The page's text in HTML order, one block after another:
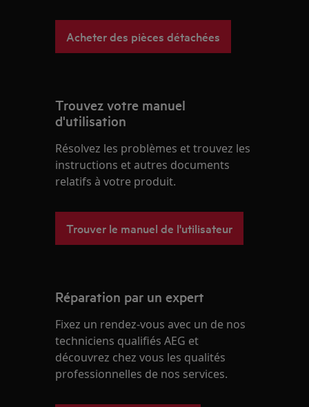
Acheter des pièces détachées
Trouvez votre manuel
d'utilisation
Résolvez les problèmes et trouvez les
instructions et autres documents
relatifs à votre produit.
Trouver le manuel de l'utilisateur
Réparation par un expert
Fixez un rendez-vous avec un de nos
techniciens qualifiés AEG et
découvrez chez vous les qualités
professionnelles de nos services.